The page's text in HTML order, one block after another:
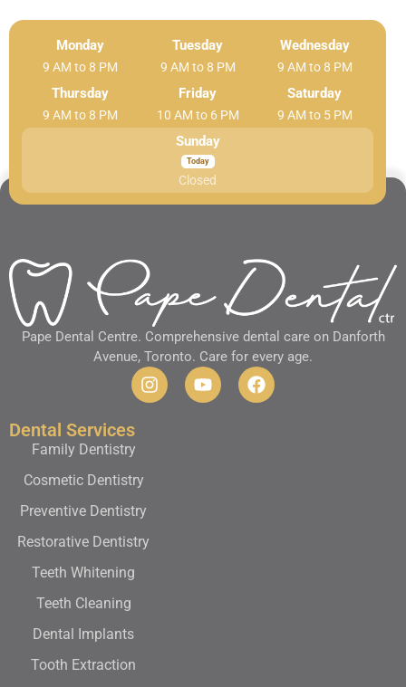
Monday
9 AM to 8 PM
Tuesday
9 AM to 8 PM
Wednesday
9 AM to 8 PM
Thursday
9 AM to 8 PM
Friday
10 AM to 6 PM
Saturday
9 AM to 5 PM
Sunday
Closed
Pape Dental Centre. Comprehensive dental care on Danforth
Avenue, Toronto. Care for every age.
Dental Services
Family Dentistry
Cosmetic Dentistry
Preventive Dentistry
Restorative Dentistry
Teeth Whitening
Teeth Cleaning
Dental Implants
Tooth Extraction